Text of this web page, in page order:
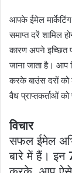
आपके ईमेल मार्केटिंग
समाप्त दरें शामिल
कारण अपने इच्छित
जाना जाता है। आप
करके बाउंस दरों
वैध प्राप्तकर्ताओं को
विचार
सफल ईमेल
बारे में हैं। इन